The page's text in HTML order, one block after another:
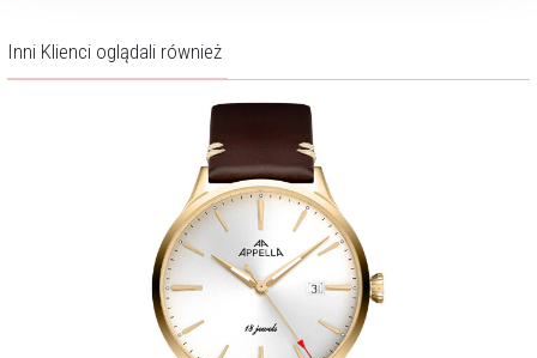
Inni Klienci oglądali również